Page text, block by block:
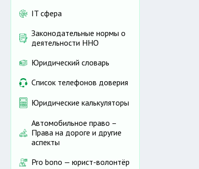
IT сфера
Законодательные нормы о
деятельности ННО
Юридический словарь
Список телефонов доверия
Юридические калькуляторы
Автомобильное право –
Права на дороге и другие
аспекты
Pro bono — юрист-волонтёр